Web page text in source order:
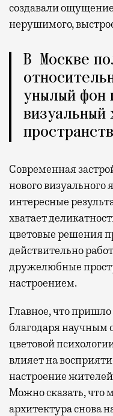
создавали
нерушимого,
В Москве
унылый фон
визуальный
Современная
нового визуального
интересные
хватает
цветовые решения
действительно
дружелюбные
настроением.
Главное, что пришло
благодаря научным
цветовой
влияет на
настроение
Можно сказать, что
архитектура снова